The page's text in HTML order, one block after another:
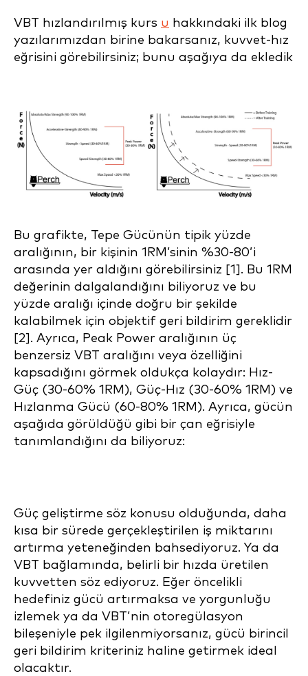
VBT hızlandırılmış kurs u hakkındaki ilk blog
yazılarımızdan birine bakarsanız, kuvvet-hız
eğrisini görebilirsiniz; bunu aşağıya da ekledik
Bu grafikte, Tepe Gücünün tipik yüzde
aralığının, bir kişinin 1RM’sinin %30-80’i
arasında yer aldığını görebilirsiniz [1]. Bu 1RM
değerinin dalgalandığını biliyoruz ve bu
yüzde aralığı içinde doğru bir şekilde
kalabilmek için objektif geri bildirim gereklidir
[2]. Ayrıca, Peak Power aralığının üç
benzersiz VBT aralığını veya özelliğini
kapsadığını görmek oldukça kolaydır: Hız-
Güç (30-60% 1RM), Güç-Hız (30-60% 1RM) ve
Hızlanma Gücü (60-80% 1RM). Ayrıca, gücün
aşağıda görüldüğü gibi bir çan eğrisiyle
tanımlandığını da biliyoruz:
Güç geliştirme söz konusu olduğunda, daha
kısa bir sürede gerçekleştirilen iş miktarını
artırma yeteneğinden bahsediyoruz. Ya da
VBT bağlamında, belirli bir hızda üretilen
kuvvetten söz ediyoruz. Eğer öncelikli
hedefiniz gücü artırmaksa ve yorgunluğu
izlemek ya da VBT’nin otoregülasyon
bileşeniyle pek ilgilenmiyorsanız, gücü birincil
geri bildirim kriteriniz haline getirmek ideal
olacaktır.